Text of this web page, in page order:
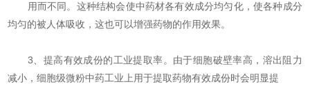
用而不同。这种结构会使中药材各有效成分均匀化，使各种成分
均匀的被人体吸收，这也可以增强药物的作用效果。
3、提高有效成份的工业提取率。由于细胞破壁率高，溶出阻力
减小，细胞级微粉中药工业上用于提取药物有效成份时会明显提